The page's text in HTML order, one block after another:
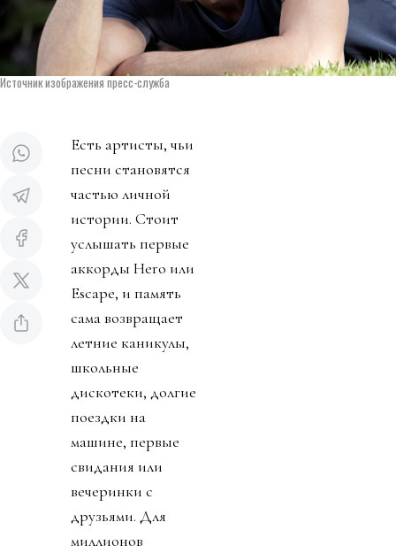
Источник изображения пресс-служба
Есть артисты, чьи
песни становятся
частью личной
истории. Стоит
услышать первые
аккорды Hero или
Escape, и память
сама возвращает
летние каникулы,
школьные
дискотеки, долгие
поездки на
машине, первые
свидания или
вечеринки с
друзьями. Для
миллионов